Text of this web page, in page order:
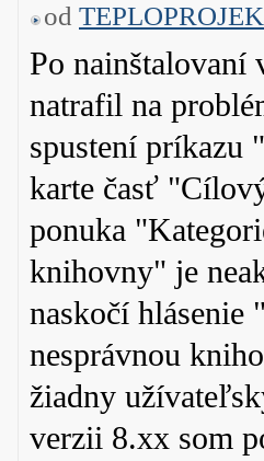
od
Po nainštalovaní
natrafil na
spustení príkazu
karte časť
ponuka
knihovny" je
naskočí hlásenie
nesprávnou
žiadny
verzii 8.xx som